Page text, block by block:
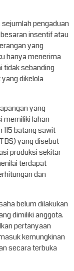
pengaduan
insentif atau
yang
hanya menerima
tidak sebanding
dikelola
yang
memiliki lahan
batang sawit
yang disebut
produksi sekitar
terdapat
dan
belum dilakukan
dimiliki anggota.
pertanyaan
kemungkinan
secara terbuka